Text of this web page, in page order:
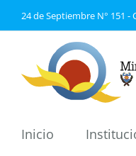
al
24 de Septiembre N° 151 -
Inicio